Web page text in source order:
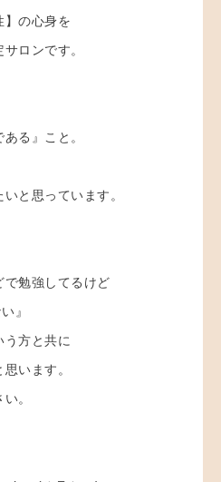
】の心身を
ロンです。
る』こと。
と思っています。
で勉強してるけど
』
う方と共に
います。
。